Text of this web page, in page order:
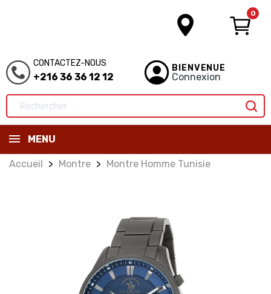
0
CONTACTEZ-NOUS
+216 36 36 12 12
BIENVENUE
Connexion
MENU
Accueil Montre Montre Homme Tunisie